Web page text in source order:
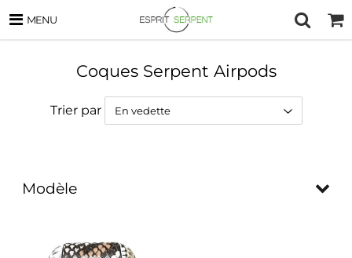
MENU
Coques Serpent Airpods
Trier par
Modèle